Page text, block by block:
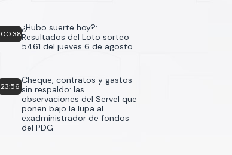
00:38
¿Hubo suerte hoy?:
Resultados del Loto sorteo
5461 del jueves 6 de agosto
23:56
Cheque, contratos y gastos
sin respaldo: las
observaciones del Servel que
ponen bajo la lupa al
exadministrador de fondos
del PDG